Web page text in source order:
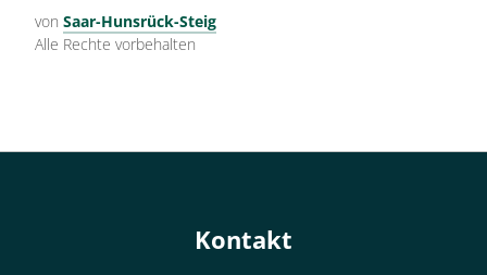
von Saar-Hunsrück-Steig
Alle Rechte vorbehalten
Kontakt